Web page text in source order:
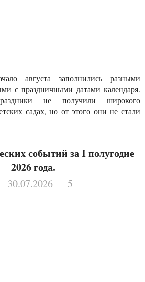
августа заполнились разными
с праздничными датами календаря.
не получили широкого
садах, но от этого они не стали
2026 года.
30.07.2026 5